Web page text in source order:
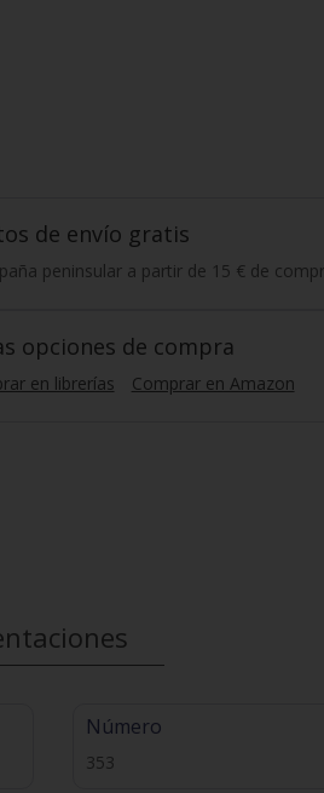
de envío gratis
peninsular a partir de 15 € de
opciones de compra
en librerías Comprar en Amazon
Número
353